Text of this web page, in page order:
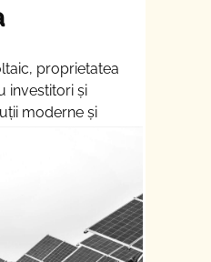
proprietatea
investitori și
moderne și